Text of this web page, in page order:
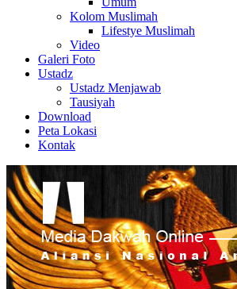
Kolom Muslimah
Lifestye Muslimah
Video
Galeri Foto
Ustadz
Ustadz Menjawab
Tausiyah
Download
Peta Lokasi
Kontak